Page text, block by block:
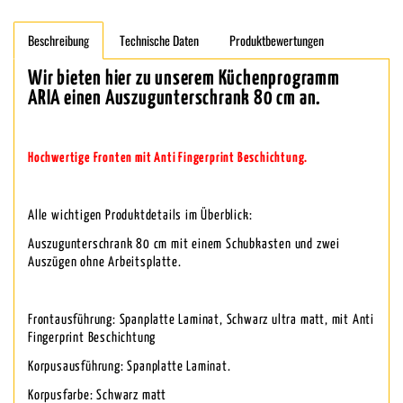
Beschreibung Technische Daten Produktbewertungen
Wir bieten hier zu unserem Küchenprogramm
ARIA einen Auszugunterschrank 80 cm an.
Hochwertige Fronten mit Anti Fingerprint Beschichtung.
Alle wichtigen Produktdetails im Überblick:
Auszugunterschrank 80 cm mit einem Schubkasten und zwei
Auszügen ohne Arbeitsplatte.
Frontausführung: Spanplatte Laminat, Schwarz ultra matt, mit Anti
Fingerprint Beschichtung
Korpusausführung: Spanplatte Laminat.
Korpusfarbe: Schwarz matt